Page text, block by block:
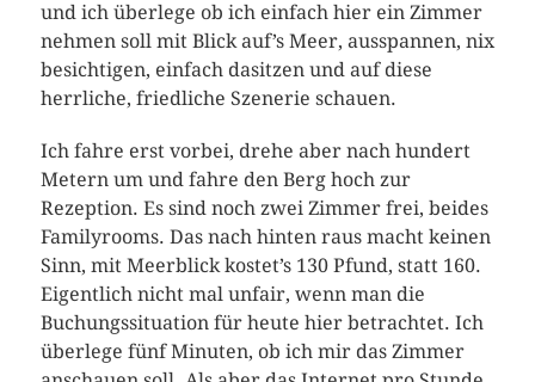
und ich überlege ob ich einfach hier ein Zimmer
nehmen soll mit Blick auf’s Meer, ausspannen, nix
besichtigen, einfach dasitzen und auf diese
herrliche, friedliche Szenerie schauen.
Ich fahre erst vorbei, drehe aber nach hundert
Metern um und fahre den Berg hoch zur
Rezeption. Es sind noch zwei Zimmer frei, beides
Familyrooms. Das nach hinten raus macht keinen
Sinn, mit Meerblick kostet’s 130 Pfund, statt 160.
Eigentlich nicht mal unfair, wenn man die
Buchungssituation für heute hier betrachtet. Ich
überlege fünf Minuten, ob ich mir das Zimmer